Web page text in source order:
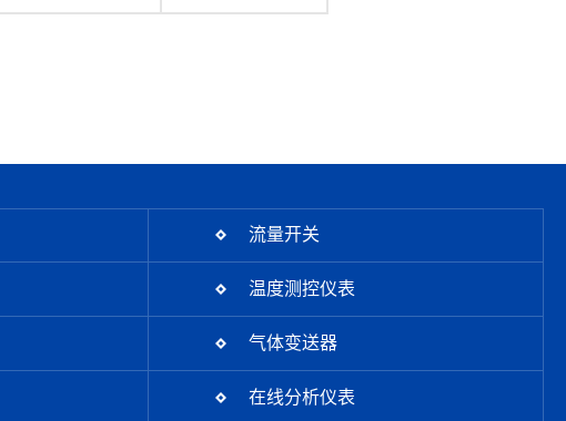
流量开关
温度测控仪表
气体变送器
在线分析仪表